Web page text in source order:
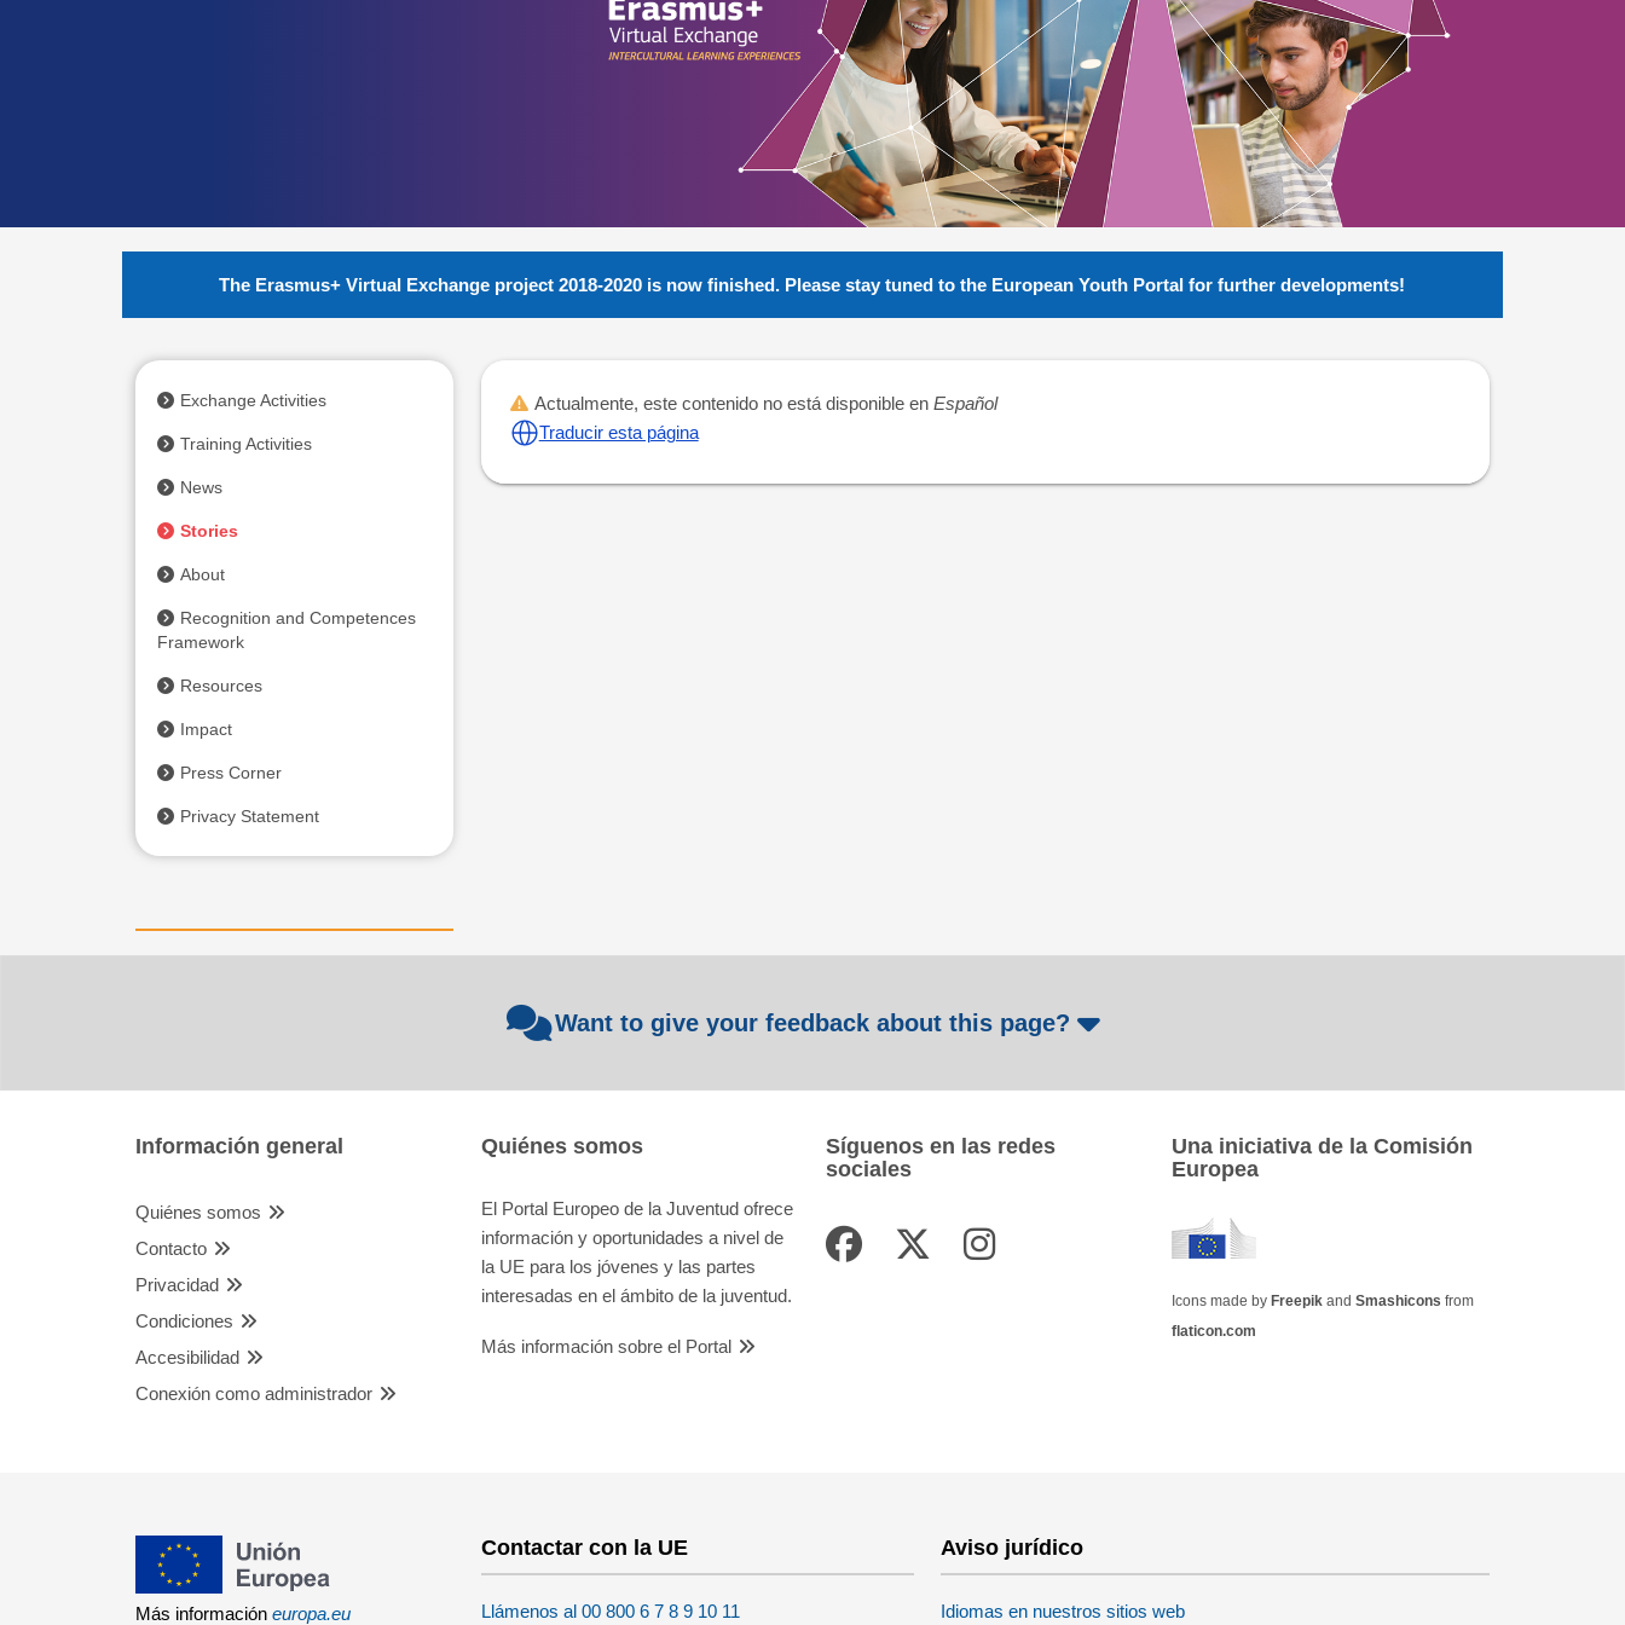
The Erasmus+ Virtual Exchange project 2018-2020 is now finished. Please stay tuned to the European Youth Portal for further developments!
Erasmus+
Virtual
Exchange
Exchange Activities
Training Activities
News
Stories
About
Recognition and Competences
Framework
Resources
Impact
Press Corner
Privacy Statement
Actualmente, este contenido no está disponible en Español
Traducir esta página
Want to give your feedback about this page?
Información general
Quiénes somos
Contacto
Privacidad
Condiciones
Accesibilidad
Conexión como administrador
Quiénes somos
El Portal Europeo de la Juventud ofrece
información y oportunidades a nivel de
la UE para los jóvenes y las partes
interesadas en el ámbito de la juventud.
Más información sobre el Portal
Síguenos en las redes
sociales
Una iniciativa de la Comisión
Europea
Icons made by Freepikand Smashicons from
flaticon.com
Más informacióneuropa.eu
Contactar con la UE
Llámenos al 00 800 6 7 8 9 10 11
Aviso jurídico
Idiomas en nuestros sitios web